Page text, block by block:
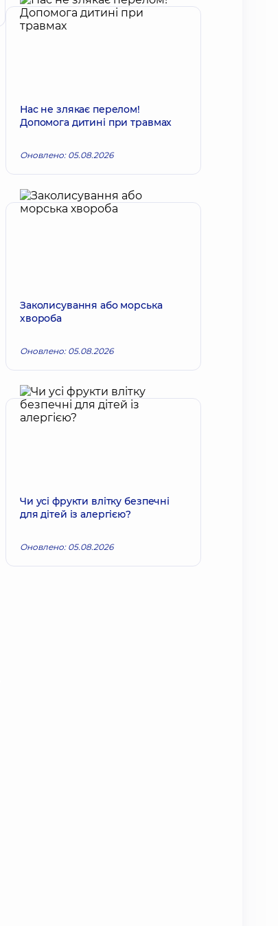
Нас не злякає перелом!
Допомога дитині при травмах
Оновлено: 05.08.2026
Заколисування або морська
хвороба
Оновлено: 05.08.2026
Чи усі фрукти влітку безпечні
для дітей із алергією?
Оновлено: 05.08.2026